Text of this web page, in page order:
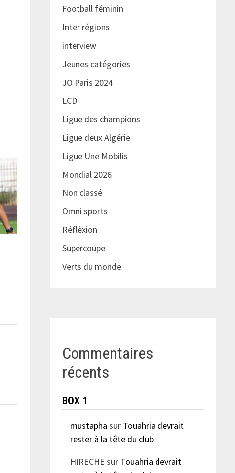
Football féminin
Inter régions
interview
Jeunes catégories
JO Paris 2024
LCD
Ligue des champions
Ligue deux Algérie
Ligue Une Mobilis
Mondial 2026
Non classé
Omni sports
Réflèxion
Supercoupe
Verts du monde
Commentaires
récents
BOX 1
mustapha sur Touahria devrait
rester à la tête du club
HIRECHE sur Touahria devrait